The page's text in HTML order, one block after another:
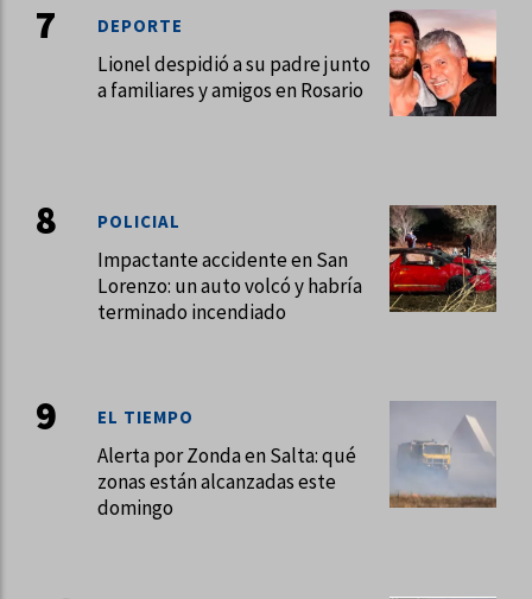
Lionel despidió a su padre junto
a familiares y amigos en Rosario
DEPORTE
Impactante accidente en San
Lorenzo: un auto volcó y habría
terminado incendiado
POLICIAL
Alerta por Zonda en Salta: qué
zonas están alcanzadas este
domingo
EL TIEMPO